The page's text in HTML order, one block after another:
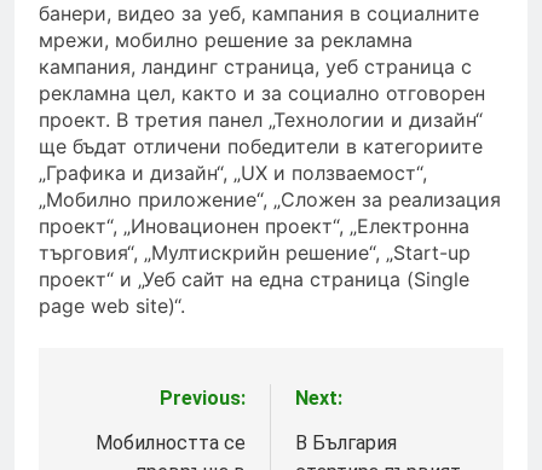
банери, видео за уеб, кампания в социалните
мрежи, мобилно решение за рекламна
кампания, ландинг страница, уеб страница с
рекламна цел, както и за социално отговорен
проект. В третия панел „Технологии и дизайн“
ще бъдат отличени победители в категориите
„Графика и дизайн“, „UХ и ползваемост“,
„Мобилно приложение“, „Сложен за реализация
проект“, „Иновационен проект“, „Електронна
търговия“, „Мултискрийн решение“, „Start-up
проект“ и „Уеб сайт на една страница (Single
page web site)“.
navigation
Previous:
Мобилността се
Next:
В България